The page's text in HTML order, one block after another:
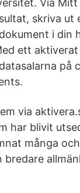
Via
skriva ut
i din
ett
på
via
har blivit
många